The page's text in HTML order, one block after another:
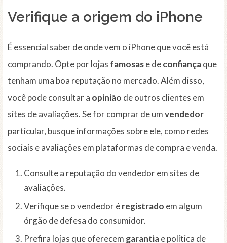
Verifique a origem do iPhone
É essencial saber de onde vem o iPhone que você está
comprando. Opte por lojas famosase deconfiançaque
tenham uma boa reputação no mercado. Além disso,
você pode consultar a opinião de outros clientes em
sites de avaliações. Se for comprar de umvendedor
particular, busque informações sobre ele, como redes
sociais e avaliações em plataformas de compra e venda.
Consulte a reputação do vendedor em sites de
avaliações.
Verifique se o vendedor éregistrado em algum
órgão de defesa do consumidor.
Prefira lojas que oferecem garantiae política de